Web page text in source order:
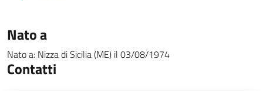
Nato a
Nato a: Nizza di Sicilia (ME) il 03/08/1974
Contatti